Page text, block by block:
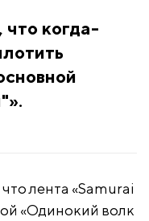
когда-
лента «Samurai
«Одинокий волк